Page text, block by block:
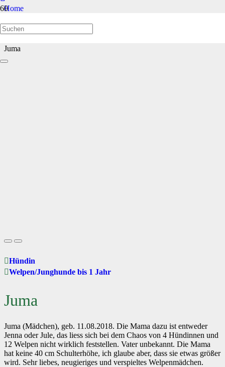
Home
Welpen/Junghunde bis 1 Jahr
Juma
Hündin
Welpen/Junghunde bis 1 Jahr
Juma
Juma (Mädchen), geb. 11.08.2018. Die Mama dazu ist entweder
Jenna oder Jule, das liess sich bei dem Chaos von 4 Hündinnen und
12 Welpen nicht wirklich feststellen. Vater unbekannt. Die Mama
hat keine 40 cm Schulterhöhe, ich glaube aber, dass sie etwas größer
wird. Sehr liebes, neugieriges und verspieltes Welpenmädchen.